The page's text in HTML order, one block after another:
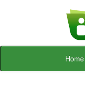
Skip
Home